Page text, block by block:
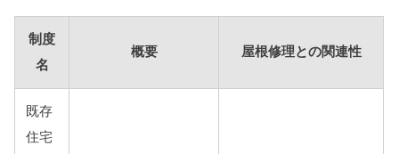
制度
名
概要 屋根修理との関連性
既存
住宅